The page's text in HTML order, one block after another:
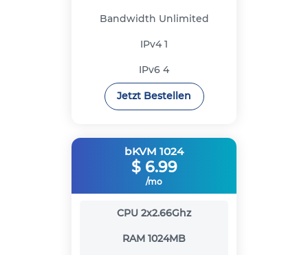
Bandwidth Unlimited
IPv41
IPv6 4
Jetzt Bestellen
bKVM 1024
$ 6.99
/mo
CPU 2x2.66Ghz
RAM 1024MB